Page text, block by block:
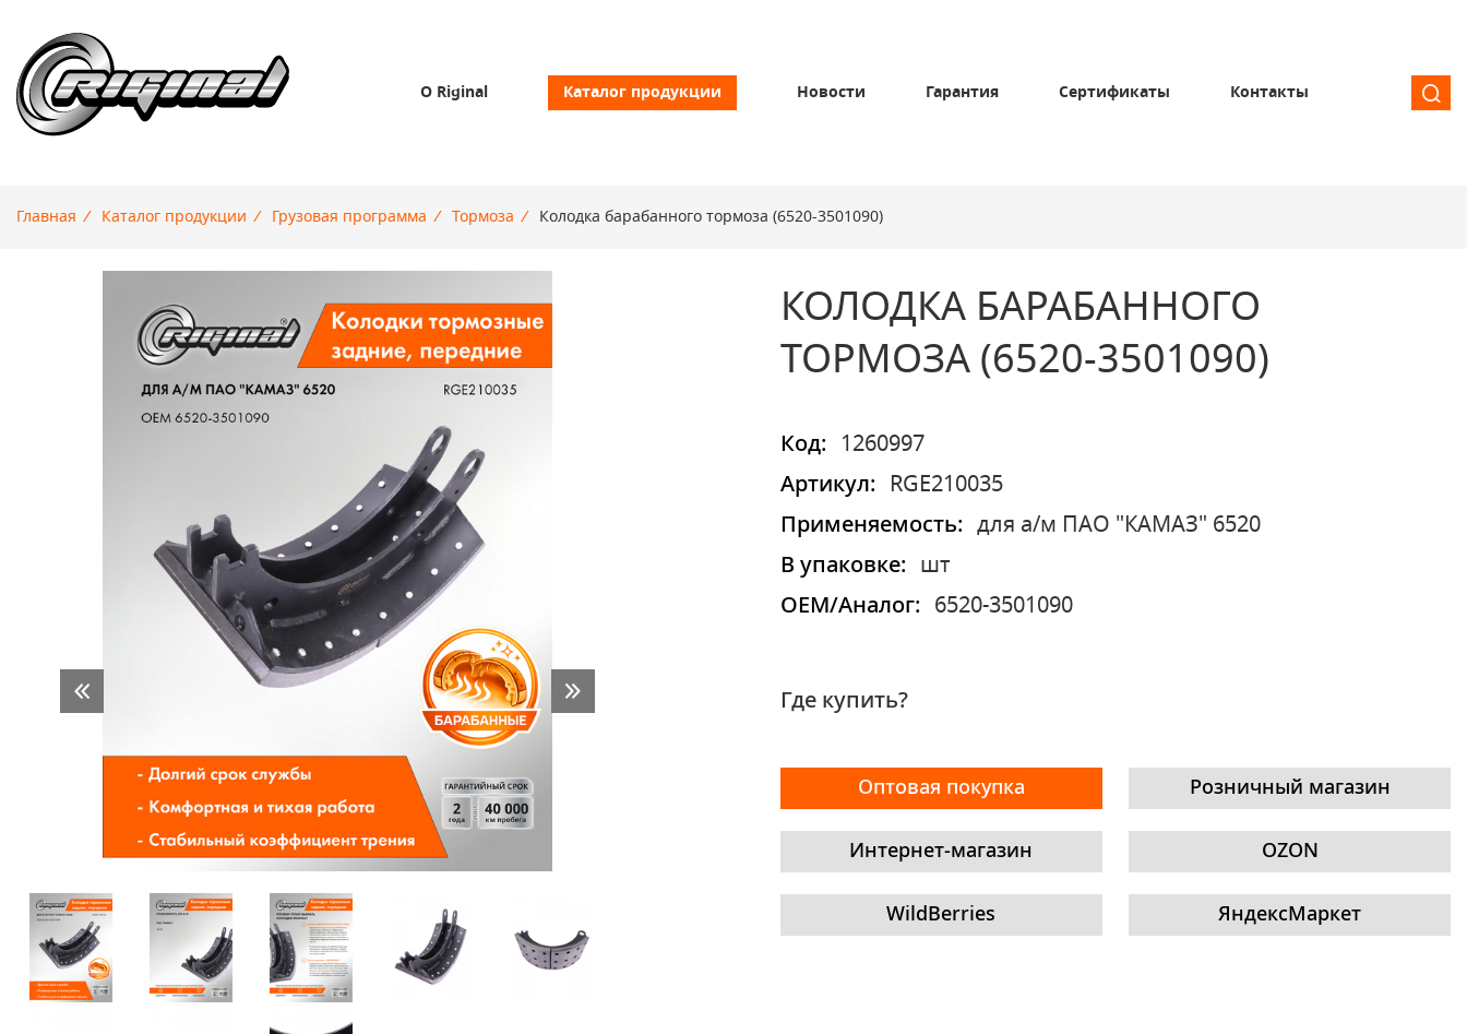
О Riginal Каталог продукции Новости Гарантия Сертификаты Контакты
Главная / Каталог продукции / Грузовая программа / Тормоза / Колодка барабанного тормоза (6520-3501090)
КОЛОДКА БАРАБАННОГО
ТОРМОЗА (6520-3501090)
Код:
1260997
Артикул:
RGE210035
Применяемость:
для а/м ПАО "КАМАЗ" 6520
В упаковке:
шт
OEM/Аналог:
6520-3501090
Где купить?
Оптовая покупка Розничный магазин
Интернет-магазин OZON
WildBerries ЯндексМаркет